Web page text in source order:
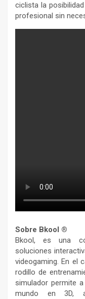
ciclista la
profesional sin
Sobre Bkool ®
Bkool, es una
soluciones
videogaming. En el
rodillo de
simulador permite
mundo en 3D,